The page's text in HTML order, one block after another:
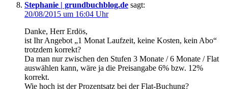
Stephanie | grundbuchblog.de sagt:
20/08/2015 um 16:04 Uhr
Danke, Herr Erdös,
ist Ihr Angebot „1 Monat Laufzeit, keine Kosten, kein Abo“
trotzdem korrekt?
Da man nur zwischen den Stufen 3 Monate / 6 Monate / Flat
auswählen kann, wäre ja die Preisangabe 6% bzw. 12%
korrekt.
Wie hoch ist der Prozentsatz bei der Flat-Buchung?